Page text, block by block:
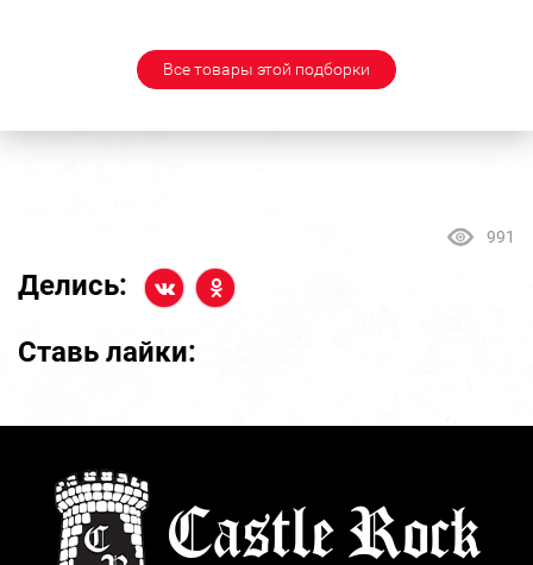
Все товары этой подборки
991
Делись:
Ставь лайки: